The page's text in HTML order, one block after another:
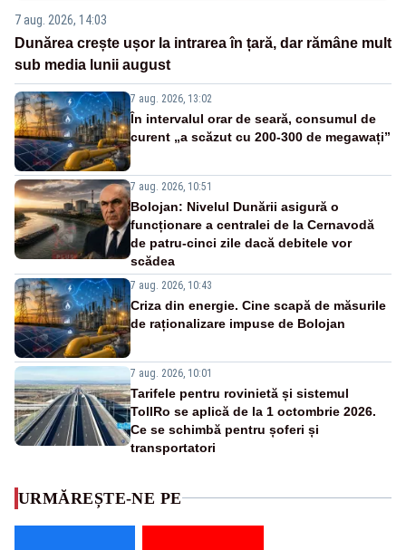
7 aug. 2026, 14:03
Dunărea crește ușor la intrarea în țară, dar rămâne mult
sub media lunii august
7 aug. 2026, 13:02
În intervalul orar de seară, consumul de
curent „a scăzut cu 200-300 de megawați”
7 aug. 2026, 10:51
Bolojan: Nivelul Dunării asigură o
funcționare a centralei de la Cernavodă
de patru-cinci zile dacă debitele vor
scădea
7 aug. 2026, 10:43
Criza din energie. Cine scapă de măsurile
de raționalizare impuse de Bolojan
7 aug. 2026, 10:01
Tarifele pentru rovinietă și sistemul
TollRo se aplică de la 1 octombrie 2026.
Ce se schimbă pentru șoferi și
transportatori
URMĂREȘTE-NE PE